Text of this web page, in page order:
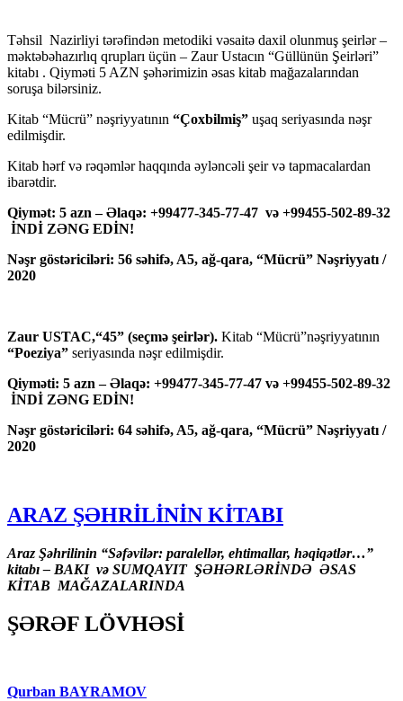
Təhsil Nazirliyi tərəfindən metodiki vəsaitə daxil olunmuş şeirlər –
məktəbəhazırlıq qrupları üçün – Zaur Ustacın “Güllünün Şeirləri”
kitabı . Qiyməti 5 AZN şəhərimizin əsas kitab mağazalarından
soruşa bilərsiniz.
Kitab “Mücrü” nəşriyyatının “Çoxbilmiş” uşaq seriyasında nəşr
edilmişdir.
Kitab hərf və rəqəmlər haqqında əyləncəli şeir və tapmacalardan
ibarətdir.
Qiymət: 5 azn – Əlaqə: +99477-345-77-47 və +99455-502-89-32
İNDİ ZƏNG EDİN!
Nəşr göstəriciləri: 56 səhifə, A5, ağ-qara, “Mücrü” Nəşriyyatı /
2020
Zaur USTAC,“45” (seçmə şeirlər). Kitab “Mücrü”nəşriyyatının
“Poeziya” seriyasında nəşr edilmişdir.
Qiyməti: 5 azn – Əlaqə: +99477-345-77-47 və +99455-502-89-32
İNDİ ZƏNG EDİN!
Nəşr göstəriciləri: 64 səhifə, A5, ağ-qara, “Mücrü” Nəşriyyatı /
2020
ARAZ ŞƏHRİLİNİN KİTABI
Araz Şəhrilinin “Səfəvilər: paralellər, ehtimallar, həqiqətlər…”
kitabı – BAKI və SUMQAYIT ŞƏHƏRLƏRİNDƏ ƏSAS
KİTAB MAĞAZALARINDA
ŞƏRƏF LÖVHƏSİ
Qurban BAYRAMOV